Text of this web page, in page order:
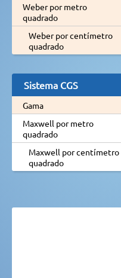
Weber por metro
quadrado
Weber por centímetro
quadrado
Sistema CGS
Gama
Maxwell por metro
quadrado
Maxwell por centímetro
quadrado